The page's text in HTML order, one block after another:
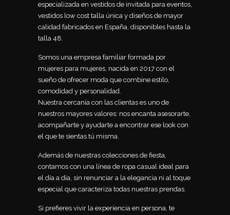
especializada en vestidos de invitada para eventos,
vestidos low cost talla única y diseños de mayor
calidad fabricados en España, disponibles hasta la
talla 48.
Somos una empresa familiar formada por
mujeres para mujeres, nacida en 2017 con el
sueño de ofrecer moda que combine estilo,
comodidad y personalidad.
Nuestra cercanía con las clientas es uno de
nuestros mayores valores: nos encanta asesorarte,
acompañarte y ayudarte a encontrar ese look con
el que te sientas tú misma.
Además de nuestras colecciones de fiesta,
contamos con una línea de ropa casual ideal para
el día a día, sin renunciar a la elegancia ni al toque
especial que caracteriza todas nuestras prendas.
Si prefieres vivir la experiencia en persona, te